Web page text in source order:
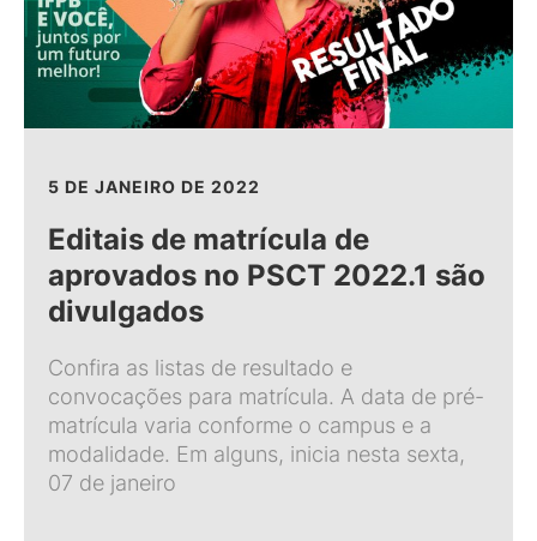
5 DE JANEIRO DE 2022
Editais de matrícula de
aprovados no PSCT 2022.1 são
divulgados
Confira as listas de resultado e
convocações para matrícula. A data de pré-
matrícula varia conforme o campus e a
modalidade. Em alguns, inicia nesta sexta,
07 de janeiro